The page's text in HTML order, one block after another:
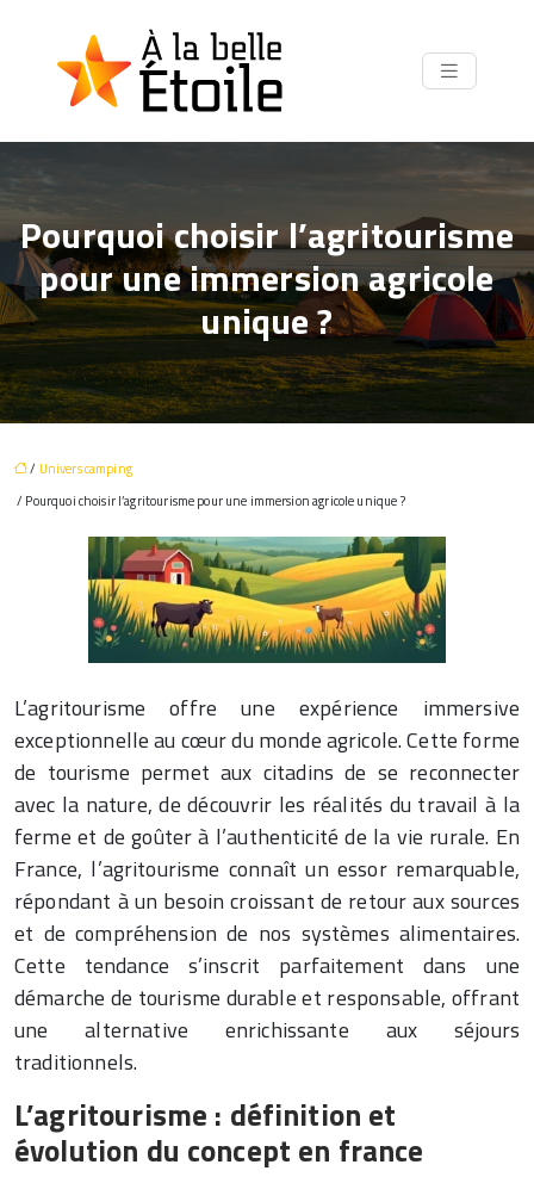
Pourquoi choisir l’agritourisme
pour une immersion agricole
unique ?
/ Univers camping
/ Pourquoi choisir l’agritourisme pour une immersion agricole unique ?
L’agritourisme offre une expérience immersive
exceptionnelle au cœur du monde agricole. Cette forme
de tourisme permet aux citadins de se reconnecter
avec la nature, de découvrir les réalités du travail à la
ferme et de goûter à l’authenticité de la vie rurale. En
France, l’agritourisme connaît un essor remarquable,
répondant à un besoin croissant de retour aux sources
et de compréhension de nos systèmes alimentaires.
Cette tendance s’inscrit parfaitement dans une
démarche de tourisme durable et responsable, offrant
une alternative enrichissante aux séjours
traditionnels.
L’agritourisme : définition et
évolution du concept en france